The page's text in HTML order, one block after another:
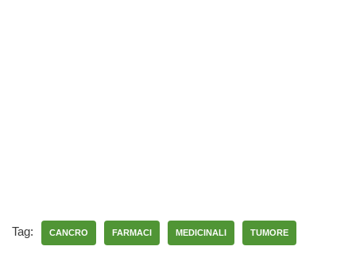
Tag: CANCRO FARMACI MEDICINALI TUMORE